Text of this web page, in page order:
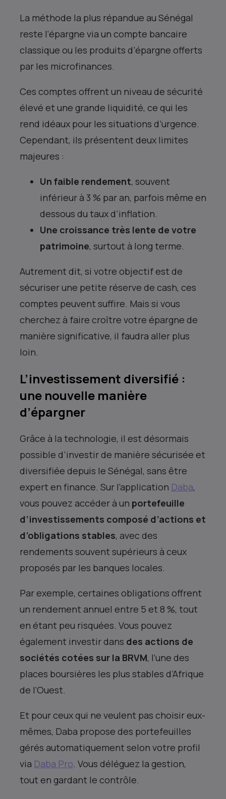
La méthode la plus répandue au Sénégal
reste l’épargne via un compte bancaire
classique ou les produits d’épargne offerts
par les microfinances.
Ces comptes offrent un niveau de sécurité
élevé et une grande liquidité, ce qui les
rend idéaux pour les situations d’urgence.
Cependant, ils présentent deux limites
majeures :
Un faible rendement, souvent
inférieur à 3 % par an, parfois même en
dessous du taux d’inflation.
Une croissance très lente de votre
patrimoine, surtout à long terme.
Autrement dit, si votre objectif est de
sécuriser une petite réserve de cash, ces
comptes peuvent suffire. Mais si vous
cherchez à faire croître votre épargne de
manière significative, il faudra aller plus
loin.
L’investissement diversifié :
une nouvelle manière
d’épargner
Grâce à la technologie, il est désormais
possible d’investir de manière sécurisée et
diversifiée depuis le Sénégal, sans être
expert en finance. Sur l’application Daba,
vous pouvez accéder à un portefeuille
d’investissements composé d’actions et
d’obligations stables, avec des
rendements souvent supérieurs à ceux
proposés par les banques locales.
Par exemple, certaines obligations offrent
un rendement annuel entre 5 et 8 %, tout
en étant peu risquées. Vous pouvez
également investir dans des actions de
sociétés cotées sur la BRVM, l’une des
places boursières les plus stables d’Afrique
de l’Ouest.
Et pour ceux qui ne veulent pas choisir eux-
mêmes, Daba propose des portefeuilles
gérés automatiquement selon votre profil
via Daba Pro. Vous déléguez la gestion,
tout en gardant le contrôle.